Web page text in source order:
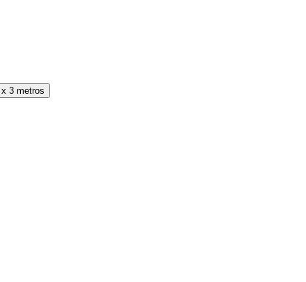
3 metros